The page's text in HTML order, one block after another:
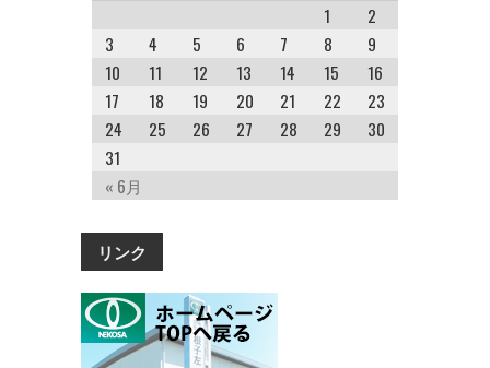
« 6月
1
2
3
4 5 6 7 8
9
10
11 12 13 14 15
16
17
18 19 20 21 22
23
24
25 26 27 28 29
30
31
リンク